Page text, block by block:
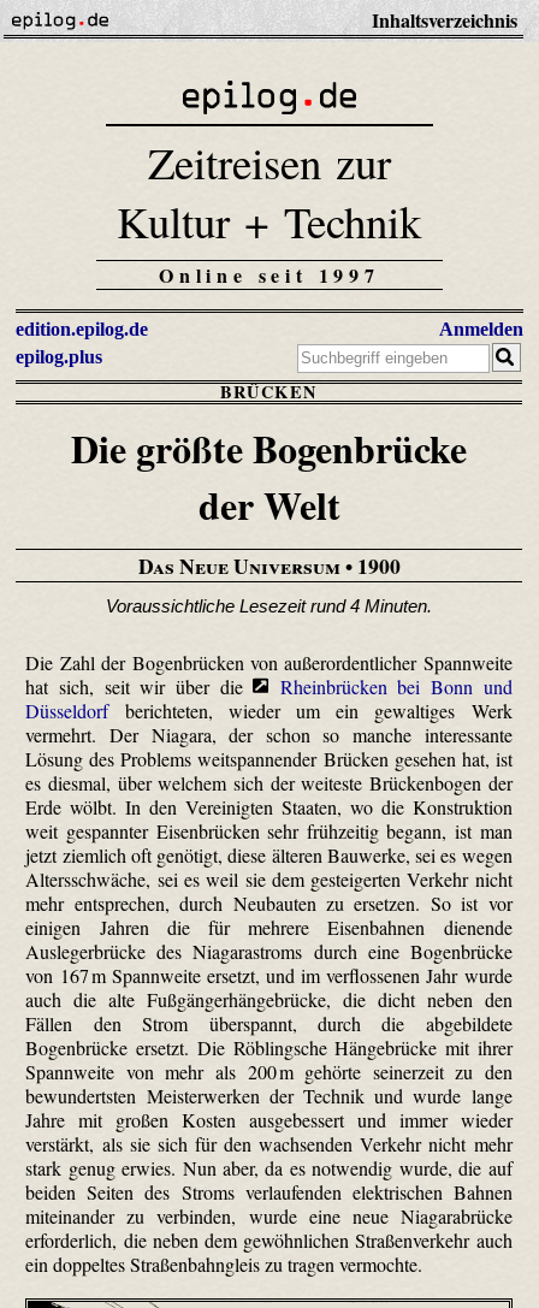
Inhaltsverzeichnis
Zeitreisen zur
Kultur + Technik
Online seit 1997
edition.epilog.de
epilog.plus
Anmelden
BRÜCKEN
Die größte Bogenbrücke
der Welt
Das Neue Universum• 1900
Voraussichtliche Lesezeit rund 4 Minuten.
Die Zahl der Bogenbrücken von außerordentlicher Spannweite
hat sich, seit wir über die
Rheinbrücken bei Bonn und
Düsseldorfberichteten, wieder um ein gewaltiges Werk
vermehrt. Der Niagara, der schon so manche interessante
Lösung des Problems weit­spannen­der Brücken gesehen hat, ist
es diesmal, über welchem sich der weiteste Brückenbogen der
Erde wölbt. In den Vereinigten Staaten, wo die Konstruktion
weit gespannter Eisenbrücken sehr frühzeitig begann, ist man
jetzt ziemlich oft genötigt, diese älteren Bauwerke, sei es wegen
Altersschwäche, sei es weil sie dem gesteigerten Verkehr nicht
mehr entsprechen, durch Neubauten zu ersetzen. So ist vor
einigen Jahren die für mehrere Eisenbahnen dienende
Auslegerbrücke des Niagara­stroms durch eine Bogenbrücke
von 167 m Spannweite ersetzt, und im verflossenen Jahr wurde
auch die alte Fußgänger­hänge­brücke, die dicht neben den
Fällen den Strom überspannt, durch die abgebildete
Bogenbrücke ersetzt. Die Röbling­sche Hängebrücke mit ihrer
Spannweite von mehr als 200 m gehörte seinerzeit zu den
bewun­dertsten Meisterwerken der Technik und wurde lange
Jahre mit großen Kosten ausgebessert und immer wieder
verstärkt, als sie sich für den wachsenden Verkehr nicht mehr
stark genug erwies. Nun aber, da es notwendig wurde, die auf
beiden Seiten des Stroms verlaufenden elektrischen Bahnen
miteinander zu verbinden, wurde eine neue Niagara­brücke
erforderlich, die neben dem gewöhnlichen Straßenverkehr auch
ein doppeltes Straßenbahngleis zu tragen vermochte.